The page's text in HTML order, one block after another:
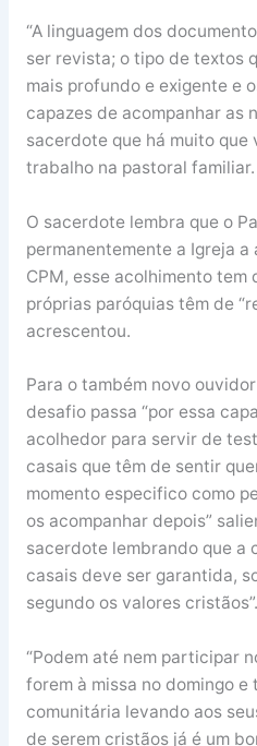
“A linguagem dos
ser revista; o tipo de textos
mais profundo e exigente e
capazes de acompanhar as
sacerdote que há muito que
trabalho na pastoral familiar.
O sacerdote lembra que o
permanentemente a Igreja a
CPM, esse acolhimento tem
próprias paróquias têm de
acrescentou.
Para o também novo
desafio passa “por essa
acolhedor para servir de
casais que têm de sentir
momento especifico como
os acompanhar depois”
sacerdote lembrando que a
casais deve ser garantida,
segundo os valores cristãos”.
“Podem até nem participar
forem à missa no domingo
comunitária levando aos
de serem cristãos já é um